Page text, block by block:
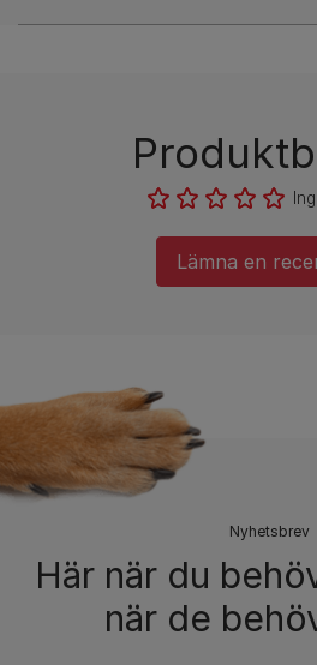
Lämna en
Nyhetsbrev​
Här när du
när de